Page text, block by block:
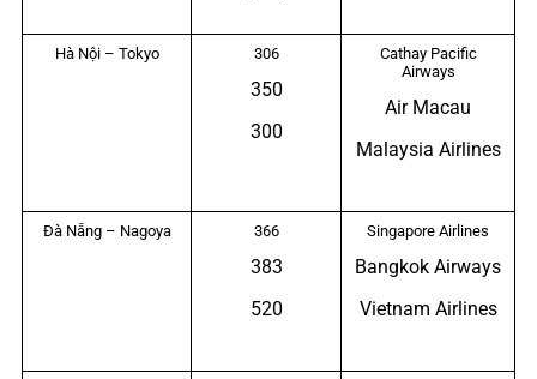
Hà Nội – Tokyo 306
350
300
Cathay Pacific
Airways
Air Macau
Malaysia Airlines
Đà Nẵng – Nagoya 366
383
520
Singapore Airlines
Bangkok Airways
Vietnam Airlines